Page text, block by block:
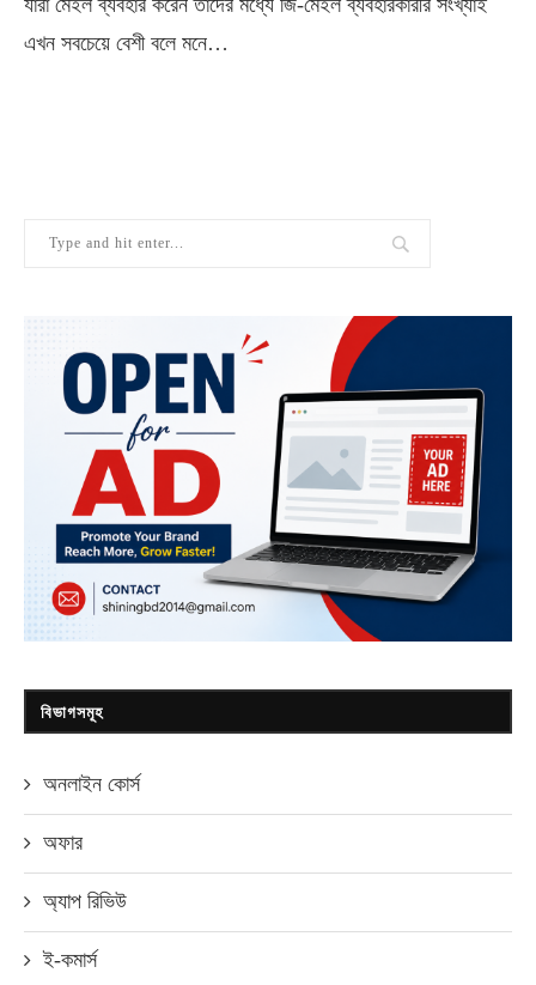
যারা মেইল ব্যবহার করেন তাদের মধ্যে জি-মেইল ব্যবহারকারীর সংখ্যাই
এখন সবচেয়ে বেশী বলে মনে…
বিভাগসমূহ
অনলাইন কোর্স
অফার
অ্যাপ রিভিউ
ই-কমার্স